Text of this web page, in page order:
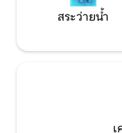
สระว่ายน้ำ